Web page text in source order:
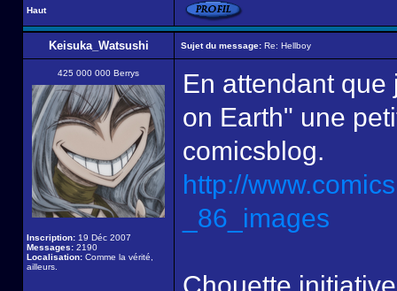
Haut
Keisuka_Watsushi Sujet du message: Re: Hellboy
425 000 000 Berrys
Inscription: 19 Déc 2007
Messages: 2190
Localisation: Comme la vérité,
ailleurs.
En attendant
on Earth" une
comicsblog.
http://
_86_images